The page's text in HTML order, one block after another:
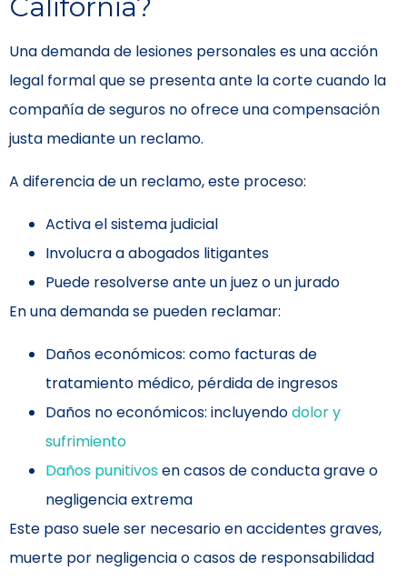
California?
Una demanda de lesiones personales es una acción
legal formal que se presenta ante la corte cuando la
compañía de seguros no ofrece una compensación
justa mediante un reclamo.
A diferencia de un reclamo, este proceso:
Activa el sistema judicial
Involucra a abogados litigantes
Puede resolverse ante un juez o un jurado
En una demanda se pueden reclamar:
Daños económicos: como facturas de
tratamiento médico, pérdida de ingresos
Daños no económicos: incluyendodolor y
sufrimiento
Daños punitivosen casos de conducta grave o
negligencia extrema
Este paso suele ser necesario en accidentes graves,
muerte por negligencia o casos de responsabilidad